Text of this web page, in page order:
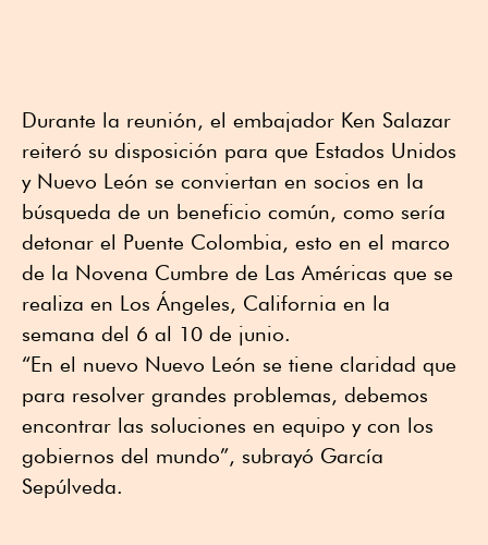
Durante la reunión, el embajador Ken Salazar
reiteró su disposición para que Estados Unidos
y Nuevo León se conviertan en socios en la
búsqueda de un beneficio común, como sería
detonar el Puente Colombia, esto en el marco
de la Novena Cumbre de Las Américas que se
realiza en Los Ángeles, California en la
semana del 6 al 10 de junio.
“En el nuevo Nuevo León se tiene claridad que
para resolver grandes problemas, debemos
encontrar las soluciones en equipo y con los
gobiernos del mundo”, subrayó García
Sepúlveda.